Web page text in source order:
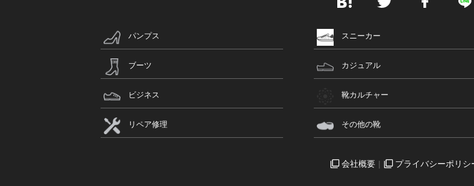
パンプス スニーカー
ブーツ カジュアル
ビジネス 靴カルチャー
リペア修理 その他の靴
会社概要 プライバシーポリシ